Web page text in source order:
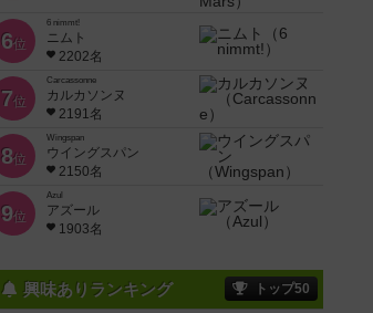
6位
6 nimmt!
ニムト
2202名
7位
Carcassonne
カルカソンヌ
2191名
8位
Wingspan
ウイングスパン
2150名
9位
Azul
アズール
1903名
興味ありランキング トップ50